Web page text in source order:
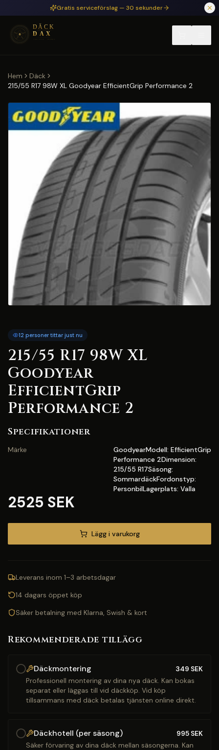
Hoppa till huvudinnehållGratis serviceförslag — 30 sekunder
Hem
Däck
215/55 R17 98W XL Goodyear EfficientGrip Performance 2
12 personer tittar just nu
215/55 R17 98W XL
Goodyear
EfficientGrip
Performance 2
Specifikationer
Märke
GoodyearModell: EfficientGrip
Performance 2Dimension:
215/55 R17Säsong:
SommardäckFordonstyp:
PersonbilLagerplats: Valla
2525 SEK
Lägg i varukorg
Leverans inom 1–3 arbetsdagar
14 dagars öppet köp
Säker betalning med Klarna, Swish & kort
Rekommenderade tillägg
Däckmontering 349 SEK
Professionell montering av dina nya däck. Kan bokas
separat eller läggas till vid däckköp. Vid köp
tillsammans med däck betalas tjänsten online direkt.
Däckhotell (per säsong) 995 SEK
Säker förvaring av dina däck mellan säsongerna. Kan